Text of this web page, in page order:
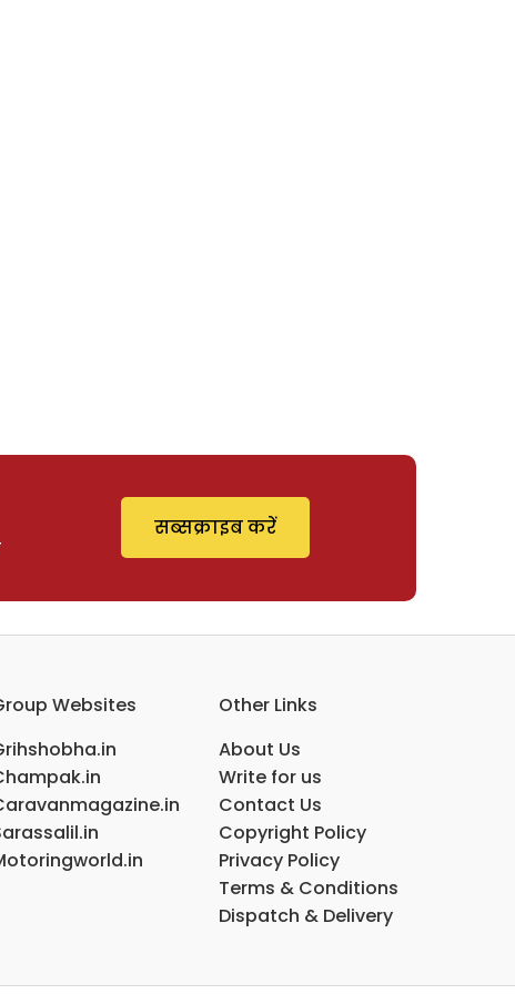
सब्सक्राइब करें
Websites
Other Links
About Us
Write for us
Contact Us
Copyright Policy
Privacy Policy
Terms & Conditions
Dispatch & Delivery